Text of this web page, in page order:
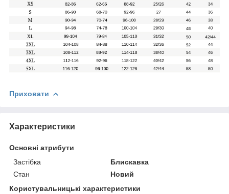
Приховати
Характеристики
Основні атрибути
Застібка
Блискавка
Стан
Новий
Користувальницькі характеристики